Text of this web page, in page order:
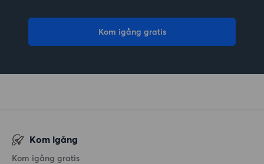
Kom igång gratis
Kom igång
Kom igång gratis